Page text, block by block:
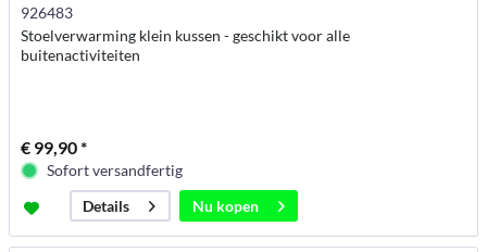
926483
Stoelverwarming klein kussen - geschikt voor alle
buitenactiviteiten
€ 99,90 *
Sofort versandfertig
Details
Nu kopen